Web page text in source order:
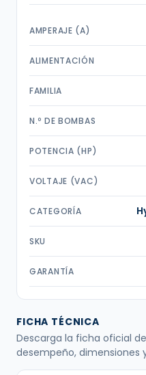
AMPERAJE (A)
ALIMENTACIÓN
FAMILIA
N.º DE BOMBAS
POTENCIA (HP)
VOLTAJE (VAC)
CATEGORÍA
SKU
GARANTÍA
FICHA TÉCNICA
Descarga la ficha oficial
desempeño, dimensiones